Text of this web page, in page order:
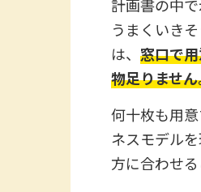
計画書の中
うまくいき
は、 窓口で
物足りませ
何十枚も用
ネスモデル
方に合わせ